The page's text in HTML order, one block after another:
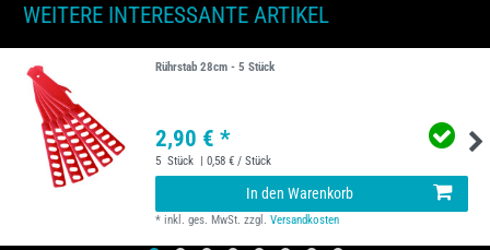
WEITERE INTERESSANTE ARTIKEL
Rührstab 28cm - 5 Stück
2,90 € *
5 Stück | 0,58 € / Stück
In den Warenkorb
*inkl. ges. MwSt. zzgl.Versandkosten